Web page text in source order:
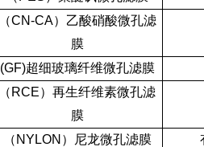
（CN-CA）乙酸硝酸微孔滤
膜
(GF)超细玻璃纤维微孔滤膜
（ RCE）再生纤维素微孔滤
膜
（ NYLON ）尼龙微孔滤膜